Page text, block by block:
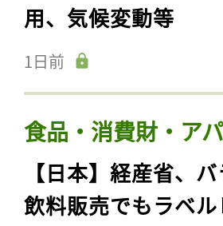
用、気候変動等
1日前
食品・消費財・ア
【日本】経産省、
飲料販売でもラベ